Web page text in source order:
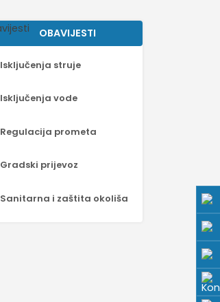
OBAVIJESTI
Isključenja struje
Isključenja vode
Regulacija prometa
Gradski prijevoz
Sanitarna i zaštita okoliša